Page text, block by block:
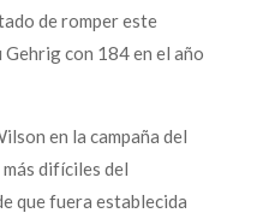
de romper este
con 184 en el año
en la campaña del
difíciles del
que fuera establecida